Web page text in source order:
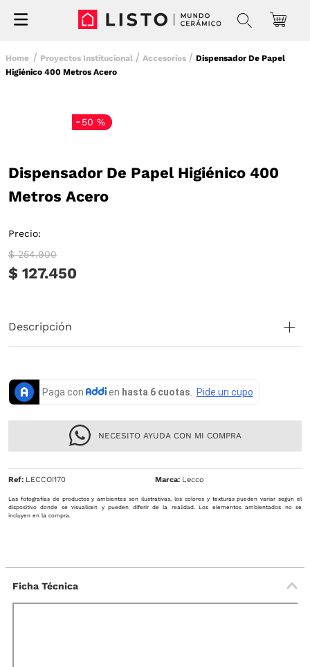
Proyectos Institucional Accesorios
Dispensador De Papel
Higiénico 400 Metros Acero
-50 %
Dispensador De Papel Higiénico 400
Metros Acero
Precio:
$ 254.900
$ 127.450
Descripción
NECESITO AYUDA CON MI COMPRA
Ref: LECCOI170 Lecco
Las fotografías de productos y ambientes son ilustrativas, los colores y texturas pueden variar según el
dispositivo donde se visualicen y pueden diferir de la realidad. Los elementos ambientados no se
incluyen en la compra.
Ficha Técnica